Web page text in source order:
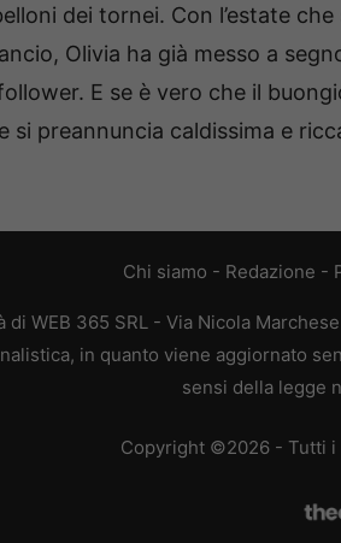
dei tornei. Con l’estate che
Olivia ha già messo a
E se è vero che il
si preannuncia caldissima e
Chi siamo - Redazione -
WEB 365 SRL - Via Nicola
in quanto viene aggiornato
sensi della legge
Copyright ©2026 - Tutti